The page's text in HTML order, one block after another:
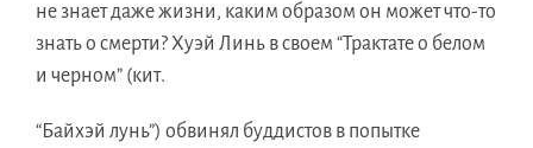
не знает даже жизни, каким образом он может что-то
знать о смерти? Хуэй Линь в своем “Трактате о белом
и черном” (кит.
“Байхэй лунь”) обвинял буддистов в попытке